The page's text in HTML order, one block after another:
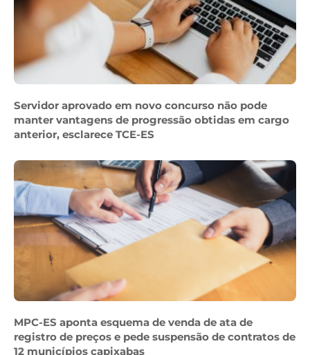
Servidor aprovado em novo concurso não pode
manter vantagens de progressão obtidas em cargo
anterior, esclarece TCE-ES
MPC-ES aponta esquema de venda de ata de
registro de preços e pede suspensão de contratos de
12 municípios capixabas